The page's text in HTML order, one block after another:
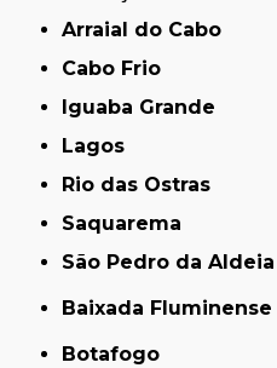
Arraial do Cabo
Cabo Frio
Iguaba Grande
Lagos
Rio das Ostras
Saquarema
São Pedro da Aldeia
Baixada Fluminense
Botafogo